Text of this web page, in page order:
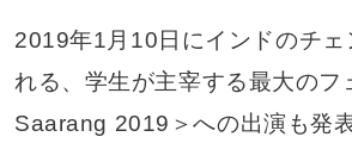
2019年1月10日にインドのチェ
れる、学生が主宰する最大のフ
Saarang 2019＞への出演も発